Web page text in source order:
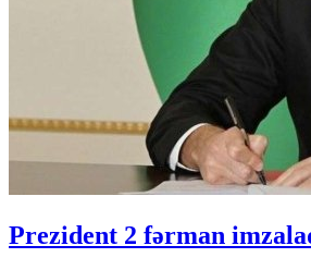
Prezident 2 fərman